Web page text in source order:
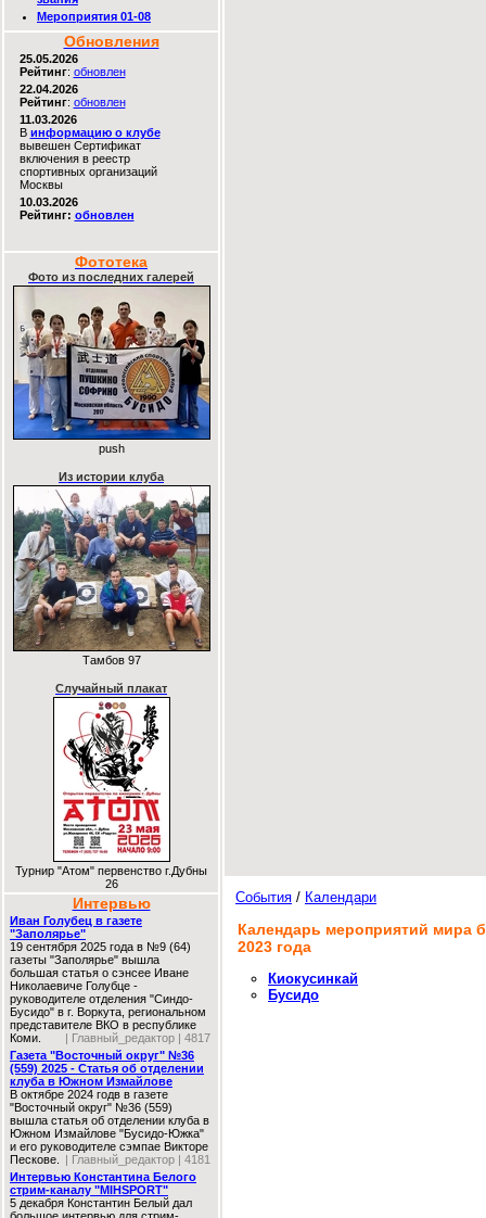
Мероприятия 01-08
Обновления
25.05.2026
Рейтинг: обновлен
22.04.2026
Рейтинг: обновлен
11.03.2026
В информацию о клубе
вывешен Сертификат
включения в реестр
спортивных организаций
Москвы
10.03.2026
Рейтинг: обновлен
Фототека
Фото из последних галерей
push
Из истории клуба
Тамбов 97
Случайный плакат
Турнир "Атом" первенство г.Дубны
26
Интервью
Иван Голубец в газете
"Заполярье"
19 сентября 2025 года в №9 (64)
газеты "Заполярье" вышла
большая статья о сэнсее Иване
Николаевиче Голубце -
руководителе отделения "Синдо-
Бусидо" в г. Воркута, региональном
представителе ВКО в республике
Коми.
| Главный_редактор | 4817
Газета "Восточный округ" №36
(559) 2025 - Статья об отделении
клуба в Южном Измайлове
В октябре 2024 годв в газете
"Восточный округ" №36 (559)
вышла статья об отделении клуба в
Южном Измайлове "Бусидо-Южка"
и его руководителе сэмпае Викторе
Пескове.
| Главный_редактор | 4181
Интервью Константина Белого
стрим-каналу "MIHSPORT"
5 декабря Константин Белый дал
События / Календари
Календарь мероприятий мира
2023 года
Киокусинкай
Бусидо